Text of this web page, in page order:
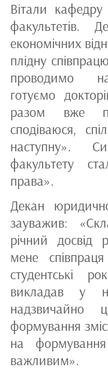
Вітали
факультетів.
економічних
плідну
проводимо
готуємо
разом вже
сподіваюся,
наступну».
факультету
права».
Декан
зауважив:
річний досвід
мене
студентські
викладав у
надзвичайно
формування
на
важливим».